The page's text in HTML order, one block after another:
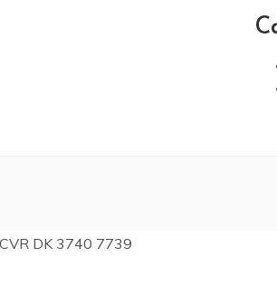
CVR DK 3740 7739